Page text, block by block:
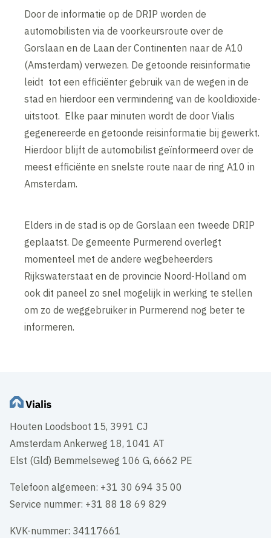
Door de informatie op de DRIP worden de
automobilisten via de voorkeursroute over de
Gorslaan en de Laan der Continenten naar de A10
(Amsterdam) verwezen. De getoonde reisinformatie
leidt tot een efficiënter gebruik van de wegen in de
stad en hierdoor een vermindering van de kooldioxide-
uitstoot. Elke paar minuten wordt de door Vialis
gegenereerde en getoonde reisinformatie bij gewerkt.
Hierdoor blijft de automobilist geïnformeerd over de
meest efficiënte en snelste route naar de ring A10 in
Amsterdam.
Elders in de stad is op de Gorslaan een tweede DRIP
geplaatst. De gemeente Purmerend overlegt
momenteel met de andere wegbeheerders
Rijkswaterstaat en de provincie Noord-Holland om
ook dit paneel zo snel mogelijk in werking te stellen
om zo de weggebruiker in Purmerend nog beter te
informeren.
Houten Loodsboot 15, 3991 CJ
Amsterdam Ankerweg 18, 1041 AT
Elst (Gld) Bemmelseweg 106 G, 6662 PE
Telefoon algemeen: +31 30 694 35 00
Service nummer: +31 88 18 69 829
KVK-nummer: 34117661